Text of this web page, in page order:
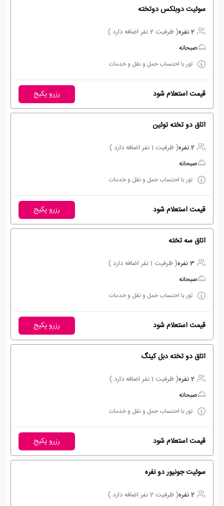
سوئیت دوبلکس دوتخته
2 نفره
( ظرفیت 2 نفر اضافه دارد )
صبحانه
تور با احتساب حمل و نقل و خدمات
قیمت استعلام شود رزرو پکیج
اتاق دو تخته توئین
2 نفره
( ظرفیت 1 نفر اضافه دارد )
صبحانه
تور با احتساب حمل و نقل و خدمات
قیمت استعلام شود رزرو پکیج
اتاق سه تخته
3 نفره
( ظرفیت 1 نفر اضافه دارد )
صبحانه
تور با احتساب حمل و نقل و خدمات
قیمت استعلام شود رزرو پکیج
اتاق دو تخته دبل کینگ
2 نفره
( ظرفیت 1 نفر اضافه دارد )
صبحانه
تور با احتساب حمل و نقل و خدمات
قیمت استعلام شود رزرو پکیج
سوئیت جونیور دو نفره
2 نفره
( ظرفیت 2 نفر اضافه دارد )